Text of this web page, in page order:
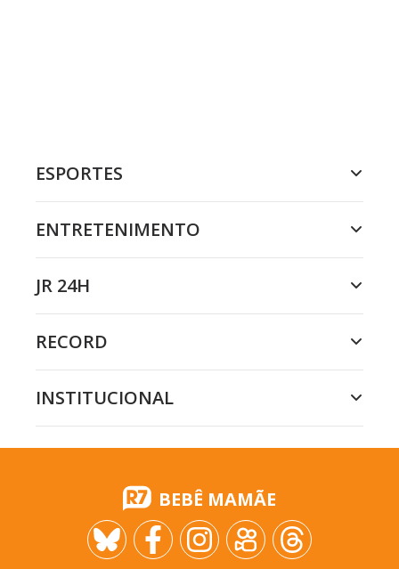
ESPORTES
ENTRETENIMENTO
JR 24H
RECORD
INSTITUCIONAL
BEBÊ MAMÃE